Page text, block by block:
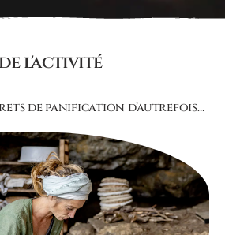
l'activité
de panification d’autrefois…